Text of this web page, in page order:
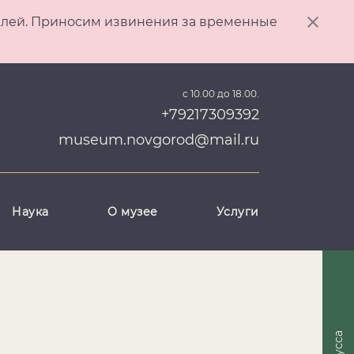
Приносим извинения за временные
с 10.00 до 18.00.
+79217309392
museum.novgorod@mail.ru
Наука О музее Услуги